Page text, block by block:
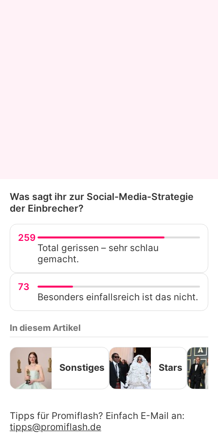
Was sagt ihr zur Social-Media-Strategie
der Einbrecher?
259
Total gerissen – sehr schlau
gemacht.
73
Besonders einfallsreich ist das nicht.
In diesem Artikel
Sonstiges Stars
Tipps für Promiflash? Einfach E-Mail an:
tipps@promiflash.de